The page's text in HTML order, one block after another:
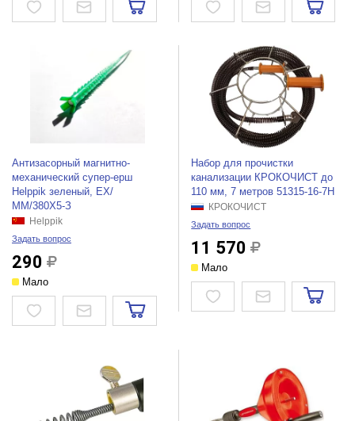
Антизасорный магнитно-
механический супер-ерш
Helppik зеленый, ЕХ/
ММ/380Х5-З
Helppik
Задать вопрос
290
Мало
Набор для прочистки
канализации КРОКОЧИСТ до
110 мм, 7 метров 51315-16-7Н
КРОКОЧИСТ
Задать вопрос
11 570
Мало